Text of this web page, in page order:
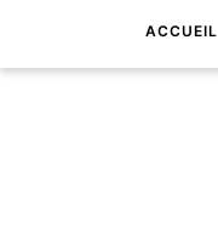
ACCUEIL